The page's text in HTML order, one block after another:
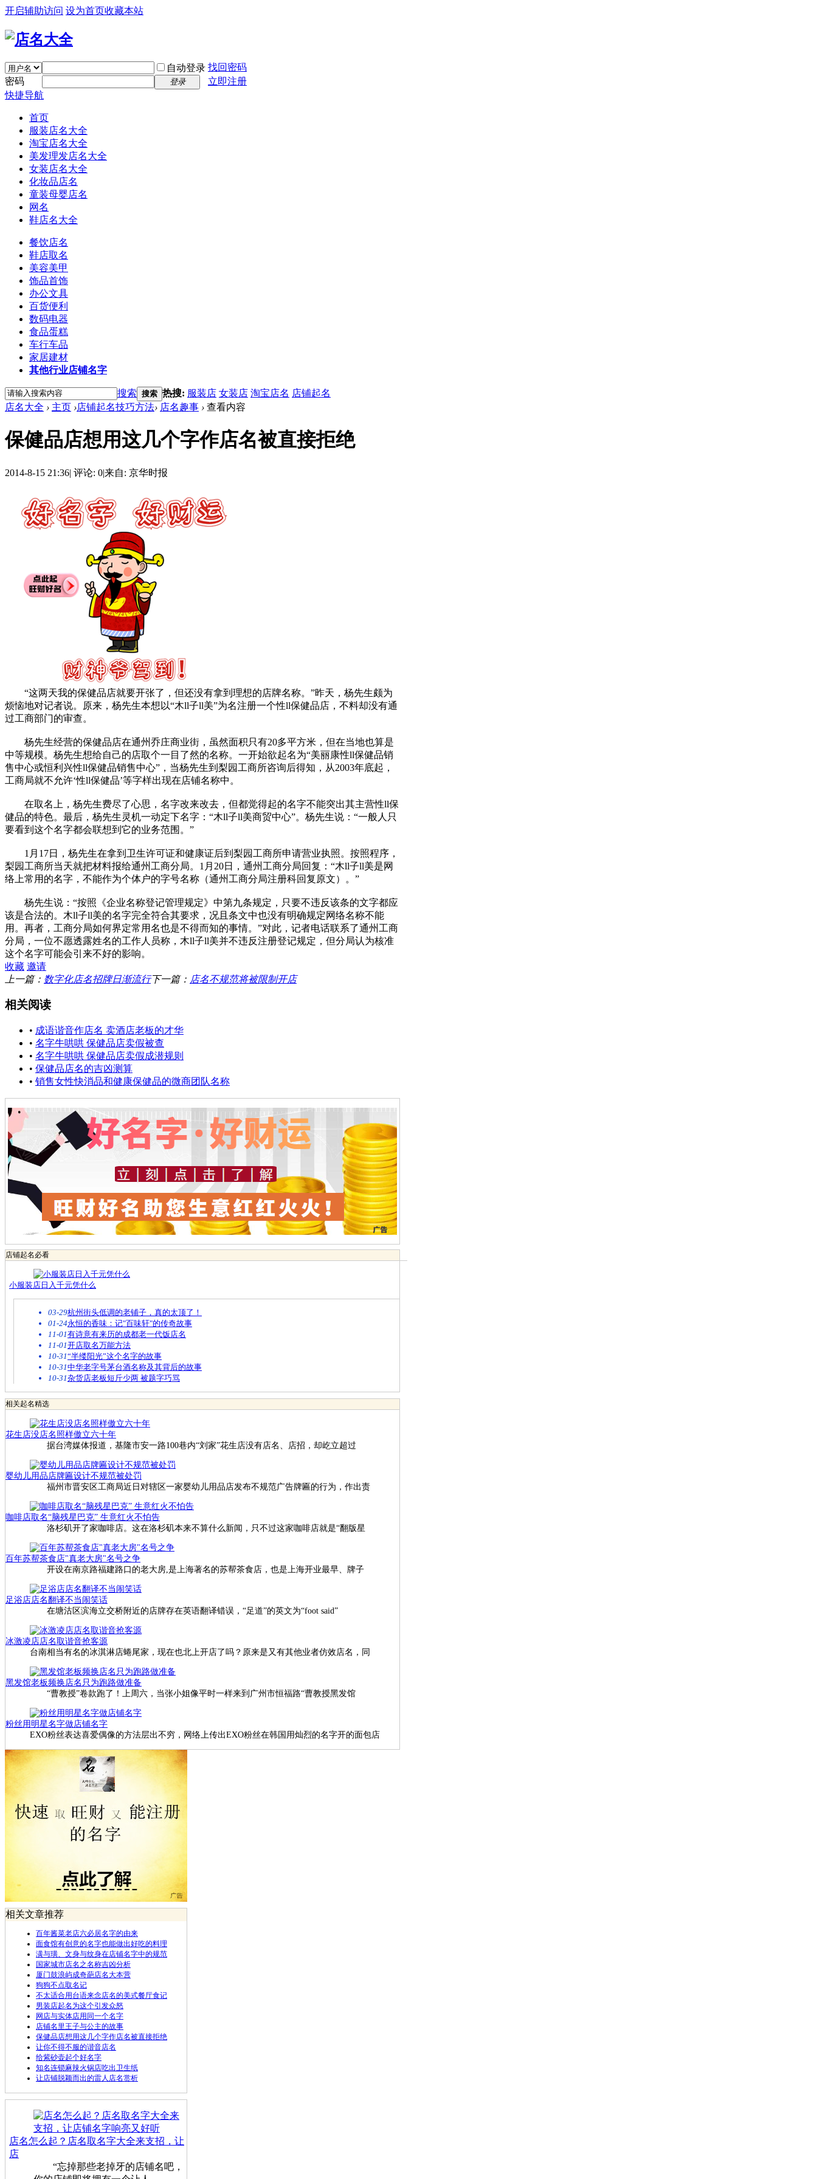
开启辅助访问 设为首页收藏本站
自动登录 找回密码
密码
登录
立即注册
快捷导航
首页
服装店名大全
淘宝店名大全
美发理发店名大全
女装店名大全
化妆品店名
童装母婴店名
网名
鞋店名大全
餐饮店名
鞋店取名
美容美甲
饰品首饰
办公文具
百货便利
数码电器
食品蛋糕
车行车品
家居建材
其他行业店铺名字
搜索 搜索 热搜: 服装店 女装店 淘宝店名 店铺起名
店名大全 › 主页 ›店铺起名技巧方法› 店名趣事 › 查看内容
保健品店想用这几个字作店名被直接拒绝
2014-8-15 21:36| 评论: 0|来自: 京华时报
“这两天我的保健品店就要开张了，但还没有拿到理想的店牌名称。”昨天，杨先生颇为
烦恼地对记者说。原来，杨先生本想以“木ll子ll美”为名注册一个性ll保健品店，不料却没有通
过工商部门的审查。
杨先生经营的保健品店在通州乔庄商业街，虽然面积只有20多平方米，但在当地也算是
中等规模。杨先生想给自己的店取个一目了然的名称。一开始欲起名为“美丽康性ll保健品销
售中心或恒利兴性ll保健品销售中心”，当杨先生到梨园工商所咨询后得知，从2003年底起，
工商局就不允许‘性ll保健品’等字样出现在店铺名称中。
在取名上，杨先生费尽了心思，名字改来改去，但都觉得起的名字不能突出其主营性ll保
健品的特色。最后，杨先生灵机一动定下名字：“木ll子ll美商贸中心”。杨先生说：“一般人只
要看到这个名字都会联想到它的业务范围。”
1月17日，杨先生在拿到卫生许可证和健康证后到梨园工商所申请营业执照。按照程序，
梨园工商所当天就把材料报给通州工商分局。1月20日，通州工商分局回复：“木ll子ll美是网
络上常用的名字，不能作为个体户的字号名称（通州工商分局注册科回复原文）。”
杨先生说：“按照《企业名称登记管理规定》中第九条规定，只要不违反该条的文字都应
该是合法的。木ll子ll美的名字完全符合其要求，况且条文中也没有明确规定网络名称不能
用。再者，工商分局如何界定常用名也是不得而知的事情。”对此，记者电话联系了通州工商
分局，一位不愿透露姓名的工作人员称，木ll子ll美并不违反注册登记规定，但分局认为核准
这个名字可能会引来不好的影响。
收藏 邀请
上一篇： 数字化店名招牌日渐流行下一篇： 店名不规范将被限制开店
相关阅读
• 成语谐音作店名 卖酒店老板的才华
• 名字牛哄哄 保健品店卖假被查
• 名字牛哄哄 保健品店卖假成潜规则
• 保健品店名的吉凶测算
• 销售女性快消品和健康保健品的微商团队名称
店铺起名必看
小服装店日入千元凭什么
03-29杭州街头低调的老铺子，真的太顶了！
01-24永恒的香味：记"百味轩"的传奇故事
11-01有诗意有来历的成都老一代饭店名
11-01开店取名万能方法
10-31“半缕阳光”这个名字的故事
10-31中华老字号茅台酒名称及其背后的故事
10-31杂货店老板短斤少两 被题字巧骂
相关起名精选
花生店没店名照样傲立六十年
据台湾媒体报道，基隆市安一路100巷内“刘家”花生店没有店名、店招，却屹立超过
婴幼儿用品店牌匾设计不规范被处罚
福州市晋安区工商局近日对辖区一家婴幼儿用品店发布不规范广告牌匾的行为，作出责
咖啡店取名“脑残星巴克” 生意红火不怕告
洛杉矶开了家咖啡店。这在洛杉矶本来不算什么新闻，只不过这家咖啡店就是“翻版星
百年苏帮茶食店"真老大房"名号之争
开设在南京路福建路口的老大房,是上海著名的苏帮茶食店，也是上海开业最早、牌子
足浴店店名翻译不当闹笑话
在塘沽区滨海立交桥附近的店牌存在英语翻译错误，“足道”的英文为“foot said”
冰激凌店店名取谐音抢客源
台南相当有名的冰淇淋店蜷尾家，现在也北上开店了吗？原来是又有其他业者仿效店名，同
黑发馆老板频换店名只为跑路做准备
“曹教授”卷款跑了！上周六，当张小姐像平时一样来到广州市恒福路“曹教授黑发馆
粉丝用明星名字做店铺名字
EXO粉丝表达喜爱偶像的方法层出不穷，网络上传出EXO粉丝在韩国用灿烈的名字开的面包店
相关文章推荐
百年酱菜老店六必居名字的由来
面食馆有创意的名字也能做出好吃的料理
潢与璜、文身与纹身在店铺名字中的规范
国家城市店名之名称吉凶分析
厦门鼓浪屿成奇葩店名大本营
狗狗不点取名记
不太适合用台语来念店名的美式餐厅食记
男装店起名为这个引发众怒
网店与实体店用同一个名字
店铺名里王子与公主的故事
保健品店想用这几个字作店名被直接拒绝
让你不得不服的谐音店名
给紫砂壶起个好名字
知名连锁麻辣火锅店吃出卫生纸
让店铺脱颖而出的雷人店名赏析
店名怎么起？店名取名字大全来支招，让
店
“忘掉那些老掉牙的店铺名吧，